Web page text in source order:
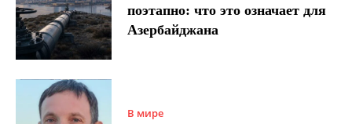
поэтапно: что это означает для
Азербайджана
В мире